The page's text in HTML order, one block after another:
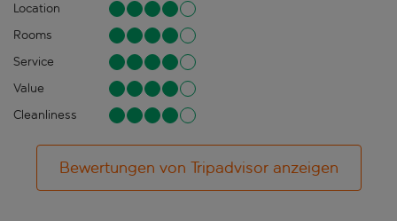
Location
Rooms
Service
Value
Cleanliness
Bewertungen von Tripadvisor anzeigen